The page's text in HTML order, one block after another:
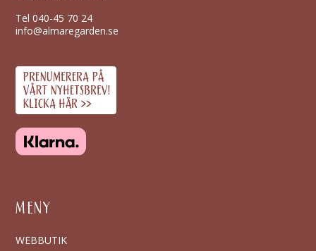
Tel040-45 70 24
info@almaregarden.se
MENY
WEBBUTIK